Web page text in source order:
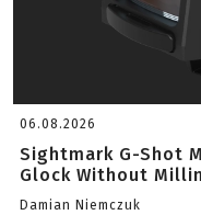
06.08.2026
Sightmark G-Shot
Glock Without
Damian Niemczuk